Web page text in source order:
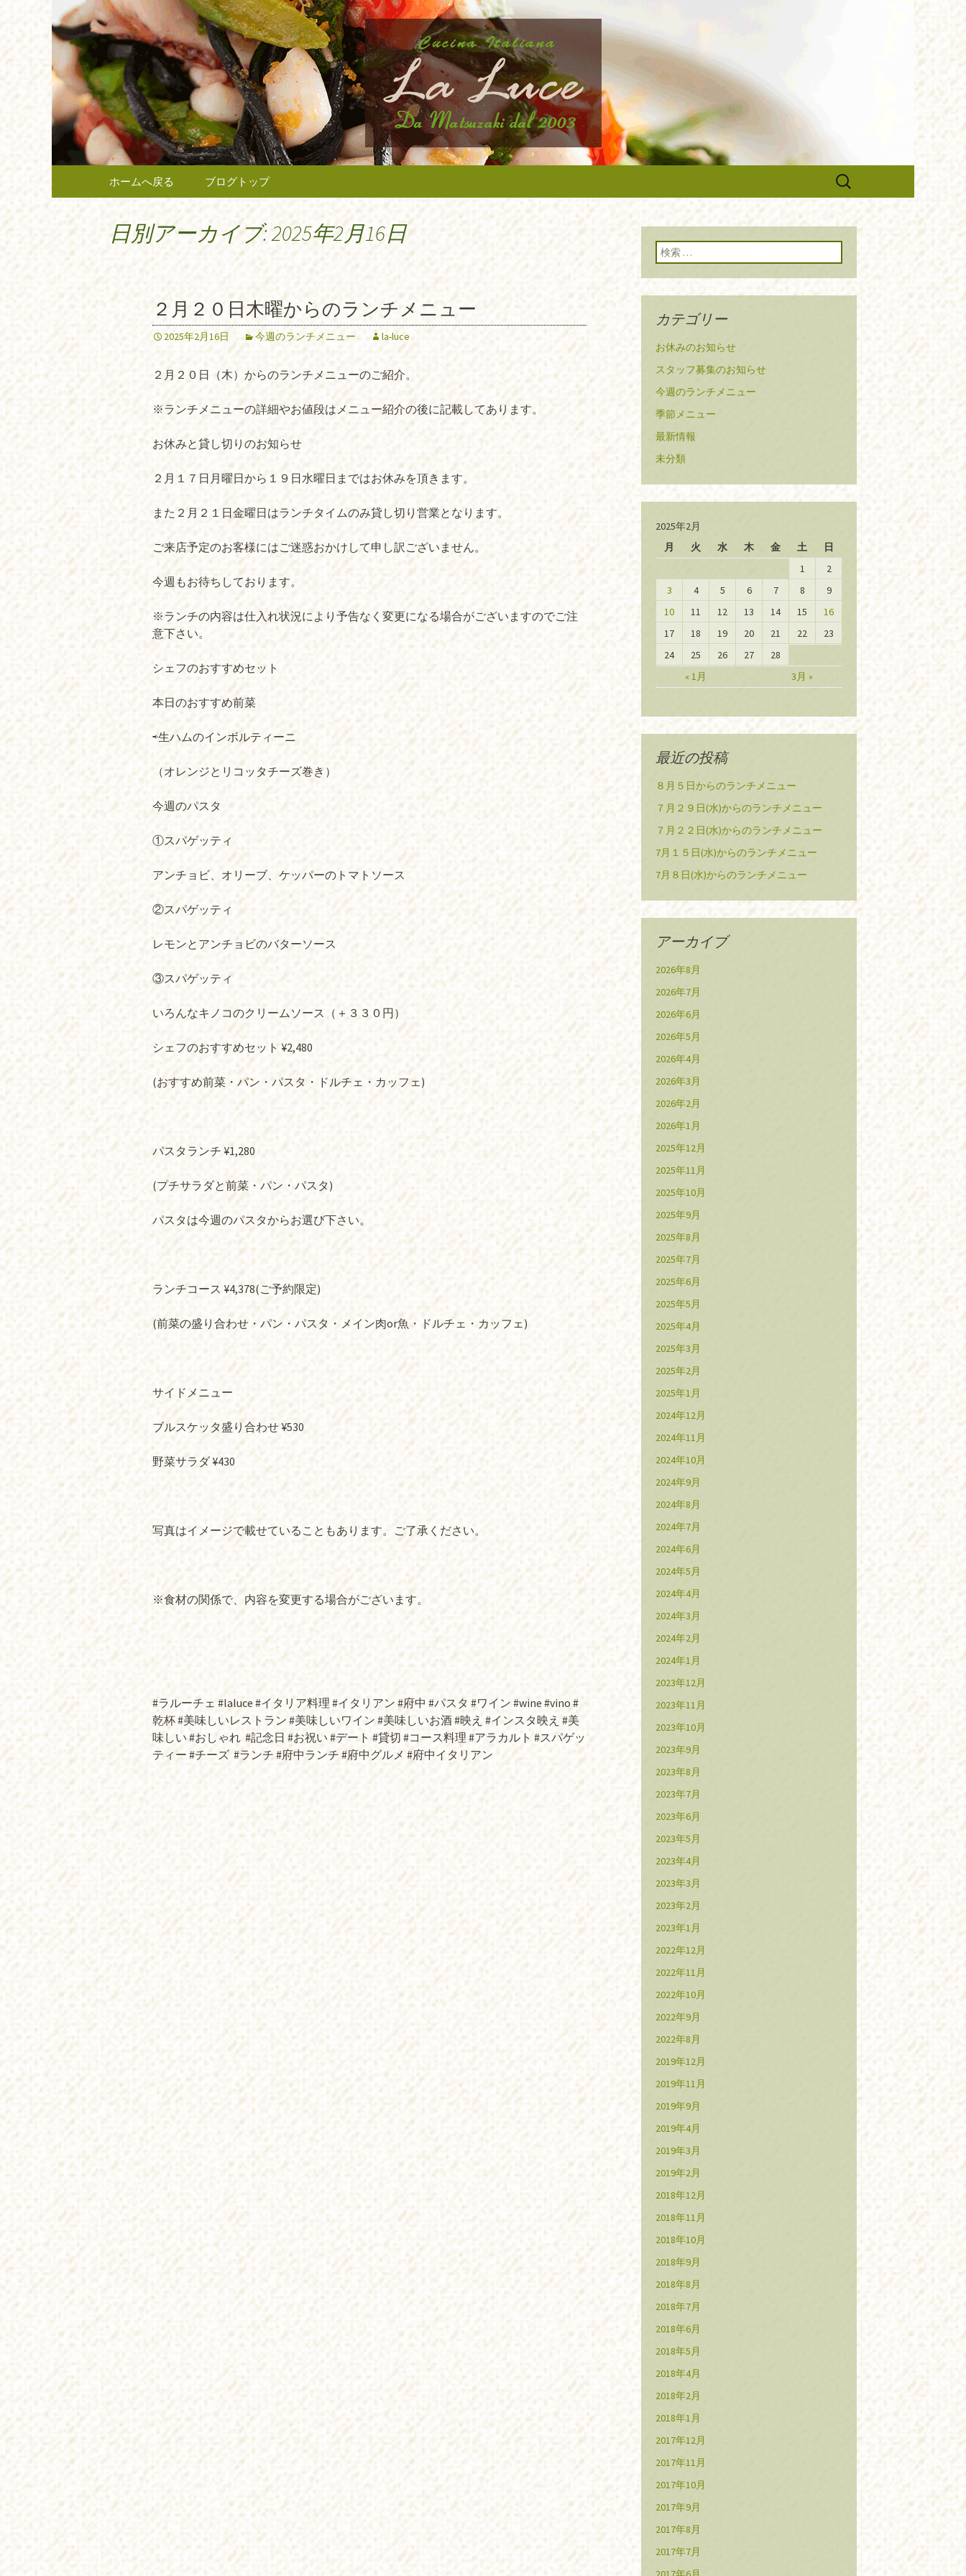
府中のイタリア料理『ラ・ルーチェ』の
最新情報
府中市、国分寺、調布などから近いイタリア料理『ラ・ルーチェ』のブログです。旬の食材の入荷情
報や、新メニュー・限定メニューなどの最新情報、アルバイトさんや調理スタッフの求人情報まで幅
広く当店の情報をお届けいたします。
コンテンツへ移動
ホームへ戻る ブログトップ
検
日別アーカイブ: 2025年2月16日
２月２０日木曜からのランチメニュー
2025年2月16日 今週のランチメニュー la-luce
２月２０日（木）からのランチメニューのご紹介。
※ランチメニューの詳細やお値段はメニュー紹介の後に記載してあります。
お休みと貸し切りのお知らせ
２月１７日月曜日から１９日水曜日まではお休みを頂きます。
また２月２１日金曜日はランチタイムのみ貸し切り営業となります。
ご来店予定のお客様にはご迷惑おかけして申し訳ございません。
今週もお待ちしております。
※ランチの内容は仕入れ状況により予告なく変更になる場合がございますのでご注
意下さい。
シェフのおすすめセット
本日のおすすめ前菜
⇨生ハムのインボルティーニ
（オレンジとリコッタチーズ巻き）
今週のパスタ
①スパゲッティ
アンチョビ、オリーブ、ケッパーのトマトソース
②スパゲッティ
レモンとアンチョビのバターソース
③スパゲッティ
いろんなキノコのクリームソース（＋３３０円）
シェフのおすすめセット ¥2,480
(おすすめ前菜・パン・パスタ・ドルチェ・カッフェ)
パスタランチ ¥1,280
(プチサラダと前菜・パン・パスタ)
パスタは今週のパスタからお選び下さい。
ランチコース ¥4,378(ご予約限定)
(前菜の盛り合わせ・パン・パスタ・メイン肉or魚・ドルチェ・カッフェ)
サイドメニュー
ブルスケッタ盛り合わせ ¥530
野菜サラダ ¥430
写真はイメージで載せていることもあります。ご了承ください。
※食材の関係で、内容を変更する場合がございます。
#ラルーチェ #laluce #イタリア料理 #イタリアン #府中 #パスタ #ワイン #wine #vino #
乾杯 #美味しいレストラン #美味しいワイン #美味しいお酒 #映え #インスタ映え #美
味しい #おしゃれ #記念日 #お祝い #デート #貸切 #コース料理 #アラカルト #スパゲッ
ティー #チーズ #ランチ #府中ランチ #府中グルメ #府中イタリアン
検索:
カテゴリー
お休みのお知らせ
スタッフ募集のお知らせ
今週のランチメニュー
季節メニュー
最新情報
未分類
2025年2月
月
火 水 木 金 土 日
« 1月 3月 »
1
2
3
4 5 6 7 8
9
10
11 12 13 14 15
16
17
18 19 20 21 22
23
24
25 26 27 28
最近の投稿
８月５日からのランチメニュー
７月２９日(水)からのランチメニュー
７月２２日(水)からのランチメニュー
7月１５日(水)からのランチメニュー
7月８日(水)からのランチメニュー
アーカイブ
2026年8月
2026年7月
2026年6月
2026年5月
2026年4月
2026年3月
2026年2月
2026年1月
2025年12月
2025年11月
2025年10月
2025年9月
2025年8月
2025年7月
2025年6月
2025年5月
2025年4月
2025年3月
2025年2月
2025年1月
2024年12月
2024年11月
2024年10月
2024年9月
2024年8月
2024年7月
2024年6月
2024年5月
2024年4月
2024年3月
2024年2月
2024年1月
2023年12月
2023年11月
2023年10月
2023年9月
2023年8月
2023年7月
2023年6月
2023年5月
2023年4月
2023年3月
2023年2月
2023年1月
2022年12月
2022年11月
2022年10月
2022年9月
2022年8月
2019年12月
2019年11月
2019年9月
2019年4月
2019年3月
2019年2月
2018年12月
2018年11月
2018年10月
2018年9月
2018年8月
2018年7月
2018年6月
2018年5月
2018年4月
2018年2月
2018年1月
2017年12月
2017年11月
2017年10月
2017年9月
2017年8月
2017年7月